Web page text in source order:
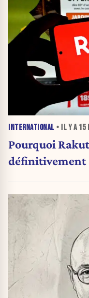
INTERNATIONAL • IL Y A 15
Pourquoi
définitivement